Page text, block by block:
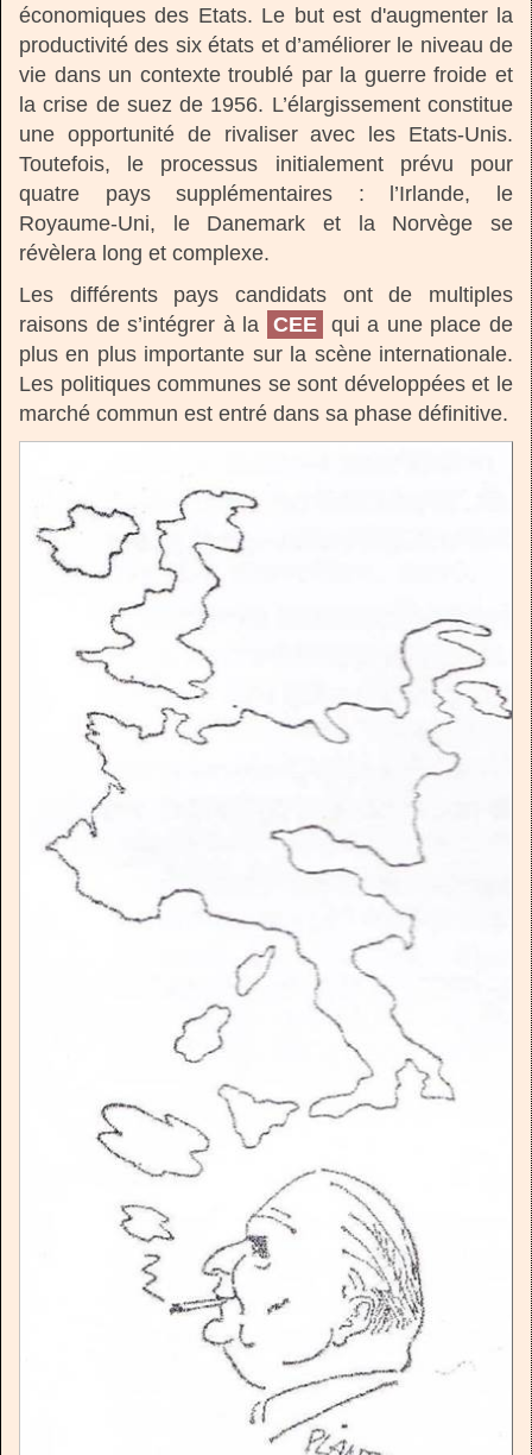
économiques des Etats. Le but est d'augmenter la
productivité des six états et d’améliorer le niveau de
vie dans un contexte troublé par la guerre froide et
la crise de suez de 1956. L’élargissement constitue
une opportunité de rivaliser avec les Etats-Unis.
Toutefois, le processus initialement prévu pour
quatre pays supplémentaires : l’Irlande, le
Royaume-Uni, le Danemark et la Norvège se
révèlera long et complexe.
Les différents pays candidats ont de multiples
raisons de s’intégrer à la CEE qui a une place de
plus en plus importante sur la scène internationale.
Les politiques communes se sont développées et le
marché commun est entré dans sa phase définitive.